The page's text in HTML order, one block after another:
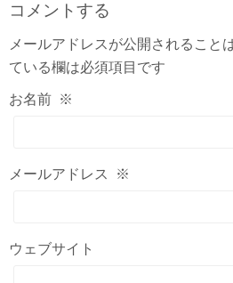
コメントする
メールアドレスが公開されること
ている欄は必須項目です
お名前 ※
メールアドレス ※
ウェブサイト